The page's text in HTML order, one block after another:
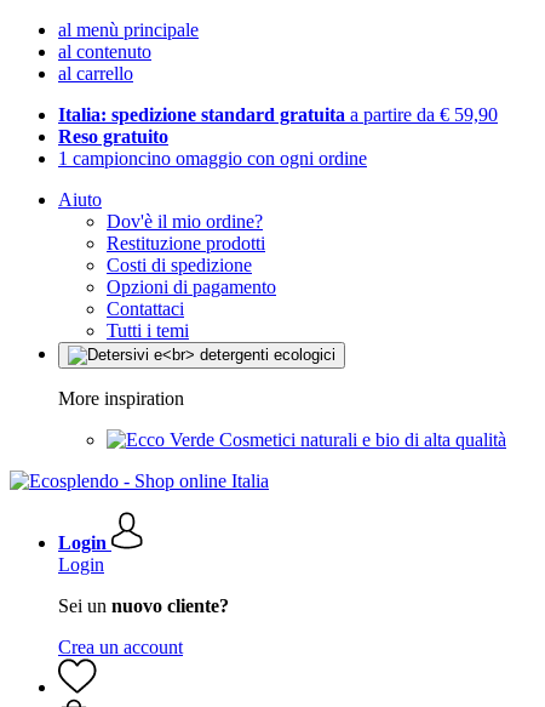
al menù principale
al contenuto
al carrello
Italia: spedizione standard gratuita a partire da € 59,90
Reso gratuito
1 campioncino omaggio con ogni ordine
Aiuto
Dov'è il mio ordine?
Restituzione prodotti
Costi di spedizione
Opzioni di pagamento
Contattaci
Tutti i temi
More inspiration
Cosmetici naturali e bio di alta qualità
Login
Login
Sei un nuovo cliente?
Crea un account